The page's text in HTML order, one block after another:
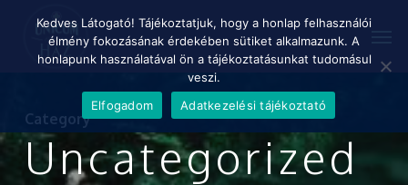
Category
Uncategorized
Kedves Látogató! Tájékoztatjuk, hogy a honlap felhasználói
élmény fokozásának érdekében sütiket alkalmazunk. A
honlapunk használatával ön a tájékoztatásunkat tudomásul
veszi.
Elfogadom
Adatkezelési tájékoztató